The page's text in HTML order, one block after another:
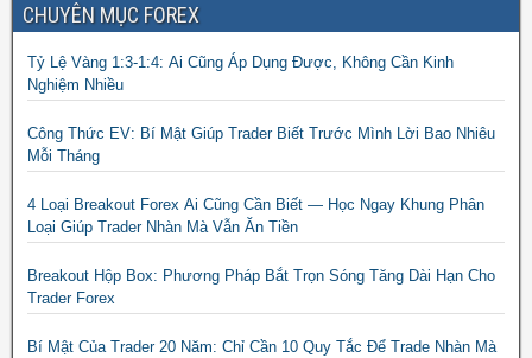
CHUYÊN MỤC FOREX
Tỷ Lệ Vàng 1:3-1:4: Ai Cũng Áp Dụng Được, Không Cần Kinh
Nghiệm Nhiều
Công Thức EV: Bí Mật Giúp Trader Biết Trước Mình Lời Bao Nhiêu
Mỗi Tháng
4 Loại Breakout Forex Ai Cũng Cần Biết — Học Ngay Khung Phân
Loại Giúp Trader Nhàn Mà Vẫn Ăn Tiền
Breakout Hộp Box: Phương Pháp Bắt Trọn Sóng Tăng Dài Hạn Cho
Trader Forex
Bí Mật Của Trader 20 Năm: Chỉ Cần 10 Quy Tắc Để Trade Nhàn Mà